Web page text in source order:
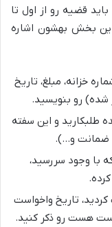
قضیه رو از اول تا
بخش بهشون اشاره
خزانه، مبلغ، تاریخ
شده) رو بنویسید.
طلبکارید و این سفته
ضمانت و…).
با وجود سررسید،
تاریخ واخواست
هست رو ذکر کنید.